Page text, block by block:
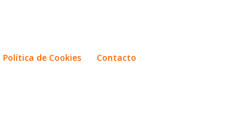
Política de Cookies Contacto